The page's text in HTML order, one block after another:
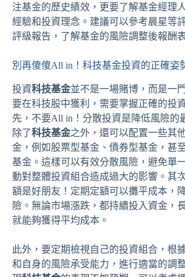
注基金的歷史績效，更要了解基金經理
經驗和投資理念。建議可以參考晨星等
評級報告，了解基金的風險調整後報酬
別再傻傻All in！科技基金投資的正確姿
投資科技基金並不是一場賭博，而是一
要在科技股中獲利，需要掌握正確的投
先，不要All in！分散投資是降低風險的
除了科技基金之外，還可以配置一些其
金，例如股票型基金、債券型基金，甚
基金。這樣可以有效分散風險，避免單
動對整體投資組合造成過大的影響。其
額是好朋友！定期定額可以攤平成本，
險。無論市場漲跌，都持續投入資金，
就能夠獲得平均成本。
此外，要定期檢視自己的投資組合，根
和自身的風險承受能力，進行適當的調